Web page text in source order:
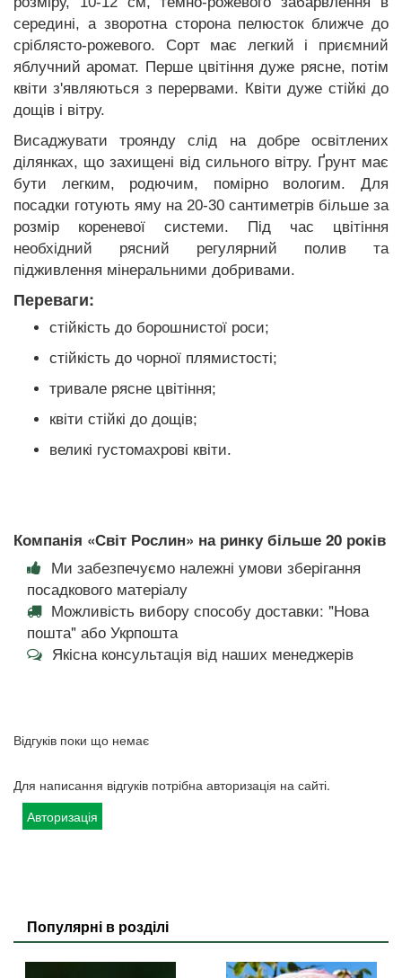
середині, а зворотна сторона пелюсток ближче до
сріблясто-рожевого. Сорт має легкий і приємний
яблучний аромат. Перше цвітіння дуже рясне, потім
квіти з'являються з перервами. Квіти дуже стійкі до
дощів і вітру.
Висаджувати троянду слід на добре освітлених
ділянках, що захищені від сильного вітру. Ґрунт має
бути легким, родючим, помірно вологим. Для
посадки готують яму на 20-30 сантиметрів більше за
розмір кореневої системи. Під час цвітіння
необхідний рясний регулярний полив та
підживлення мінеральними добривами.
Переваги:
стійкість до борошнистої роси;
стійкість до чорної плямистості;
тривале рясне цвітіння;
квіти стійкі до дощів;
великі густомахрові квіти.
Компанія «Світ Рослин» на ринку більше 20 років
Ми забезпечуємо належні умови зберігання
посадкового матеріалу
Можливість вибору способу доставки: "Нова
пошта" або Укрпошта
Якісна консультація від наших менеджерів
Відгуків поки що немає
Для написання відгуків потрібна авторизація на сайті.
Авторизація
Популярні в розділі